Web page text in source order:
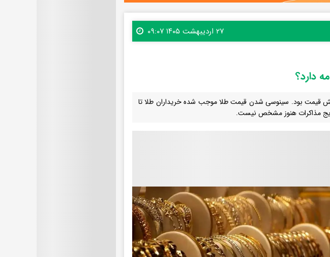
۲۷ اردیبهشت ۱۴۰۵ ۰۹:۰۷
دارد؟
قیمت بود. سینوسی شدن قیمت طلا موجب شده خریداران طلا تا
مذاکرات هنوز مشخص نیست.